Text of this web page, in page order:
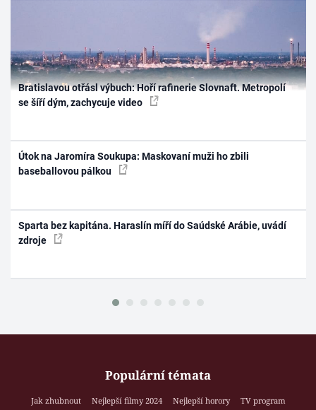
Bratislavou otřásl výbuch: Hoří rafinerie Slovnaft. Metropolí
se šíří dým, zachycuje video
Útok na Jaromíra Soukupa: Maskovaní muži ho zbili
baseballovou pálkou
Sparta bez kapitána. Haraslín míří do Saúdské Arábie, uvádí
zdroje
Populární témata
Jak zhubnout Nejlepší filmy 2024 Nejlepší horory
TV program